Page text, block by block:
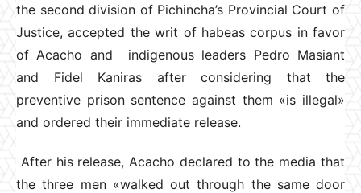
the second division of Pichincha’s Provincial Court of
Justice, accepted the writ of habeas corpus in favor
of Acacho and indigenous leaders Pedro Masiant
and Fidel Kaniras after considering that the
preventive prison sentence against them «is illegal»
and ordered their immediate release.
After his release, Acacho declared to the media that
the three men «walked out through the same door